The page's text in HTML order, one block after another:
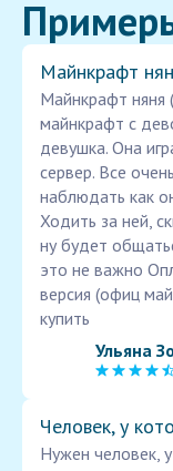
Майнкрафт
Майнкрафт няня
майнкрафт с
девушка. Она
сервер. Все
наблюдать как
Ходить за ней,
ну будет
это не важно
версия (офиц
купить
Ульяна
Человек, у
Нужен человек,